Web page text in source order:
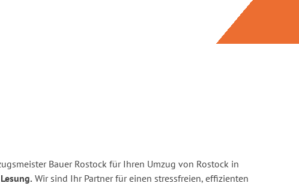
Bauer Rostock für Ihren Umzug von Rostock in
Wir sind Ihr Partner für einen stressfreien, effizienten